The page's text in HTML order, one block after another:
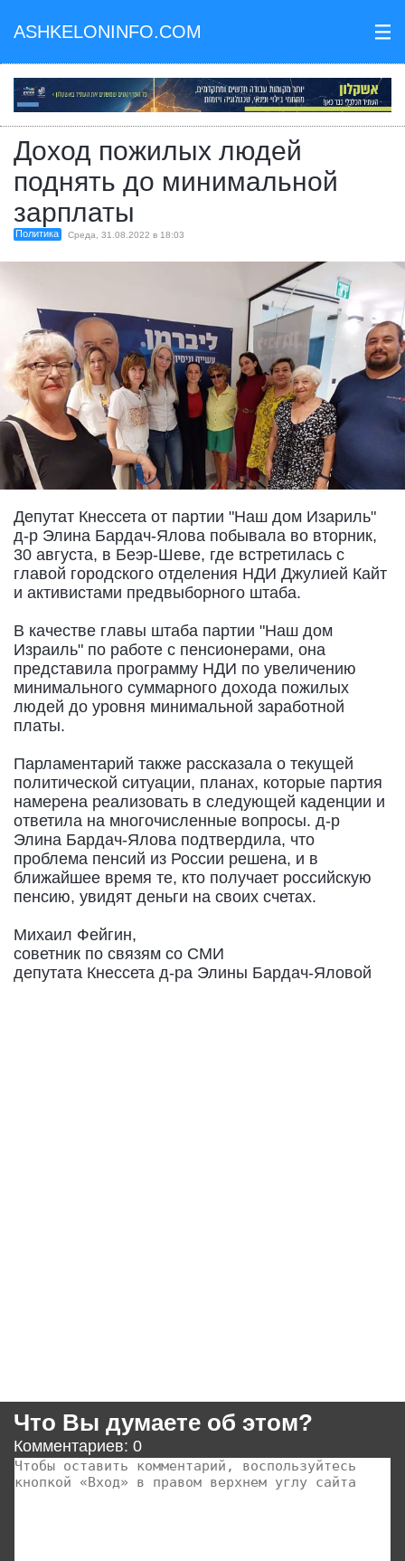
ASHKELONINFO.COM III
Доход пожилых людей
поднять до минимальной
зарплаты
Политика Среда, 31.08.2022 в 18:03
Депутат Кнессета от партии "Наш дом Изариль"
д-р Элина Бардач-Ялова побывала во вторник,
30 августа, в Беэр-Шеве, где встретилась с
главой городского отделения НДИ Джулией Кайт
и активистами предвыборного штаба.
В качестве главы штаба партии "Наш дом
Израиль" по работе с пенсионерами, она
представила программу НДИ по увеличению
минимального суммарного дохода пожилых
людей до уровня минимальной заработной
платы.
Парламентарий также рассказала о текущей
политической ситуации, планах, которые партия
намерена реализовать в следующей каденции и
ответила на многочисленные вопросы. д-р
Элина Бардач-Ялова подтвердила, что
проблема пенсий из России решена, и в
ближайшее время те, кто получает российскую
пенсию, увидят деньги на своих счетах.
Михаил Фейгин,
советник по связям со СМИ
депутата Кнессета д-ра Элины Бардач-Яловой
Что Вы думаете об этом?
Комментариев: 0